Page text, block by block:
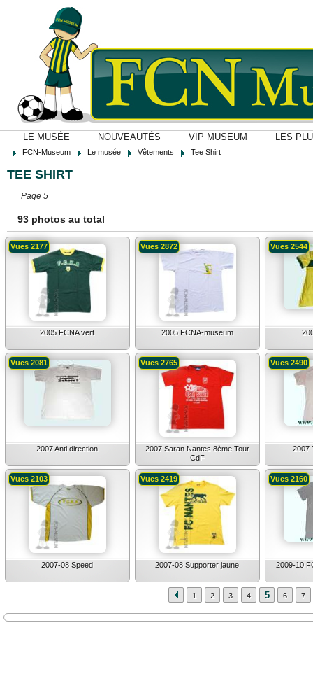
LE MUSÉE NOUVEAUTÉS VIP MUSEUM LES
FCN-Museum Le musée Vêtements Tee Shirt
TEE SHIRT
Page 5
93 photos au total
2005 FCNA vert
Vues 2177
2005 FCNA-museum
Vues 2872 Vues 2544
2007 Anti direction
Vues 2081
2007 Saran Nantes 8ème Tour
CdF
Vues 2765
2007
Vues 2490
2007-08 Speed
Vues 2103
2007-08 Supporter jaune
Vues 2419
2009-10
Vues 2160
1 2 3 4 5 6 7